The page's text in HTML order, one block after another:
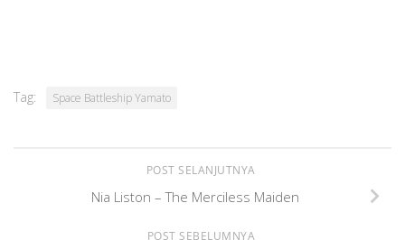
Tag: Space Battleship Yamato
POST SELANJUTNYA
Nia Liston – The Merciless Maiden
POST SEBELUMNYA